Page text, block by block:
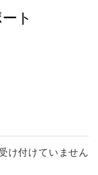
け付けていません